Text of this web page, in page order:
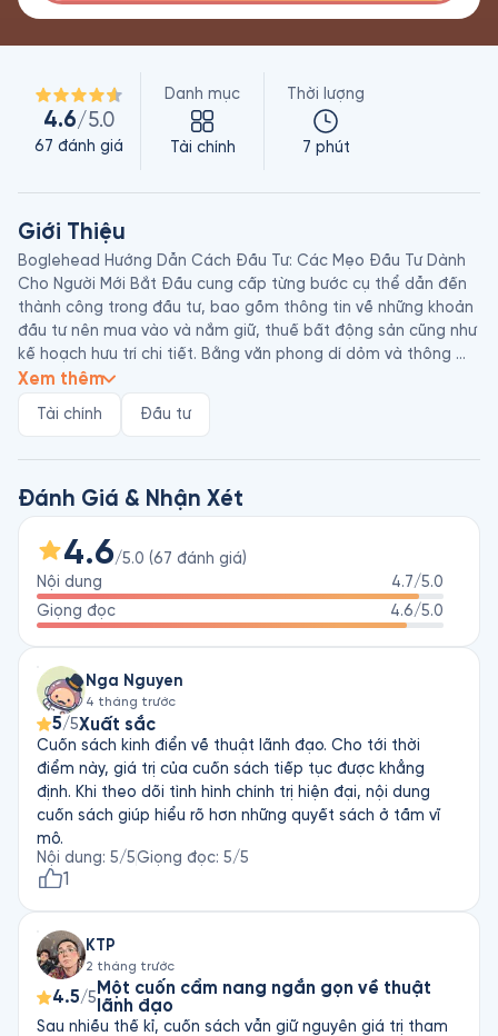
4.6/5.0
67 đánh giá
Danh mục
Tài chính
Thời lượng
7 phút
Giới Thiệu
Boglehead Hướng Dẫn Cách Đầu Tư: Các Mẹo Đầu Tư Dành
Cho Người Mới Bắt Đầu cung cấp từng bước cụ thể dẫn đến
thành công trong đầu tư, bao gồm thông tin về những khoản
đầu tư nên mua vào và nắm giữ, thuế bất động sản cũng như
kế hoạch hưu trí chi tiết. Bằng văn phong dí dỏm và thông
minh, cuốn sách mang đến cách xây dựng chiến lược đầu tư
chứng minh là hiệu quả.
phú gặp nhau trực tuyến và tổng hợp kinh nghiệm đầu tư của
mình để giúp đỡ người khác. Các tác giả đã đóng góp hơn
40.000 bài đăng trên các diễn đàn Diehards và Bogleheads.
Mel Lindauer là một trong những người lãnh đạo Boglehead,
đồng thời là một cây viết của trang forbes.com.
Taylor Larimore được Jack Bogle gọi là “Vua của các
Boglehead”.
Michael LeBoeuf là một tác giả có sách được xuất bản khắp
thế giới, đồng thời là diễn giả chuyên nghiệp. Gần chục cuốn
sách của ông đã bán được khoảng 2 triệu bản, được dịch ra
nhiều ngôn ngữ và được chuyển thể thành 17 chương trình
audio, video.
Xem thêm
Tài chính Đầu tư
Đánh Giá & Nhận Xét
4.6/5.0 (67 đánh giá)
Nội dung
4.7/5.0
Giọng đọc
4.6/5.0
Nga Nguyen
4 tháng trước
5/5Xuất sắc
Cuốn sách kinh điển về thuật lãnh đạo. Cho tới thời
điểm này, giá trị của cuốn sách tiếp tục được khẳng
định. Khi theo dõi tình hình chính trị hiện đại, nội dung
cuốn sách giúp hiểu rõ hơn những quyết sách ở tầm vĩ
mô.
Nội dung: 5/5Giọng đọc: 5/5
1
KTP
2 tháng trước
4.5/5 Một cuốn cẩm nang ngắn gọn về thuật
lãnh đạo
Sau nhiều thế kỉ, cuốn sách vẫn giữ nguyên giá trị tham